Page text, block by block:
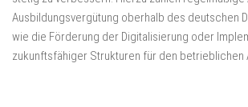
Ausbildungsvergütung oberhalb des deutschen
wie die Förderung der Digitalisierung oder
zukunftsfähiger Strukturen für den betrieblichen